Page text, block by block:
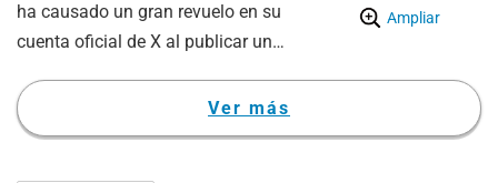
Ampliar
ha causado un gran revuelo en su
cuenta oficial de X al publicar un
protagonistas de sus diferentes
obras aparecen juntos por
Ver más